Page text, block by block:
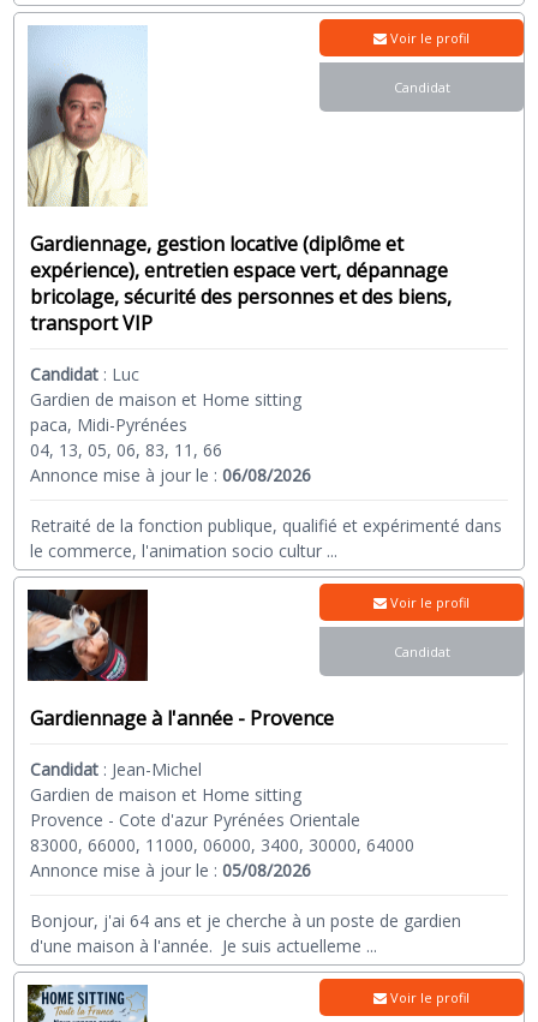
Gardiennage, gestion locative (diplôme et
expérience), entretien espace vert, dépannage
bricolage, sécurité des personnes et des biens,
transport VIP
Candidat : Luc
Gardien de maison et Home sitting
paca, Midi-Pyrénées
04, 13, 05, 06, 83, 11, 66
Annonce mise à jour le :06/08/2026
Retraité de la fonction publique, qualifié et expérimenté dans
le commerce, l'animation socio cultur ...
Voir le profil
Candidat
Gardiennage à l'année - Provence
Candidat : Jean-Michel
Gardien de maison et Home sitting
Provence - Cote d'azur Pyrénées Orientale
83000, 66000, 11000, 06000, 3400, 30000, 64000
Annonce mise à jour le :05/08/2026
Bonjour, j'ai 64 ans et je cherche à un poste de gardien
d'une maison à l'année. Je suis actuelleme ...
Voir le profil
Candidat
Voir le profil